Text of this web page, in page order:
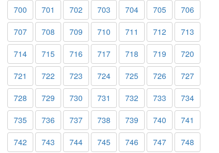
700
701 702 703 704 705
706
707
708 709 710 711 712
713
714
715 716 717 718 719
720
721
722 723 724 725 726
727
728
729 730 731 732 733
734
735
736 737 738 739 740
741
742
743 744 745 746 747
748